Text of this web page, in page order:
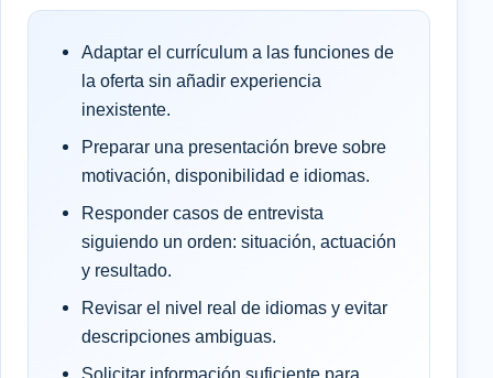
Adaptar el currículum a las funciones de
la oferta sin añadir experiencia
inexistente.
Preparar una presentación breve sobre
motivación, disponibilidad e idiomas.
Responder casos de entrevista
siguiendo un orden: situación, actuación
y resultado.
Revisar el nivel real de idiomas y evitar
descripciones ambiguas.
Solicitar información suficiente para